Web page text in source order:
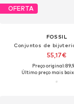
OFERTA
FOSSIL
Conjuntos de
55,17€
Preço original:
Último preço mais